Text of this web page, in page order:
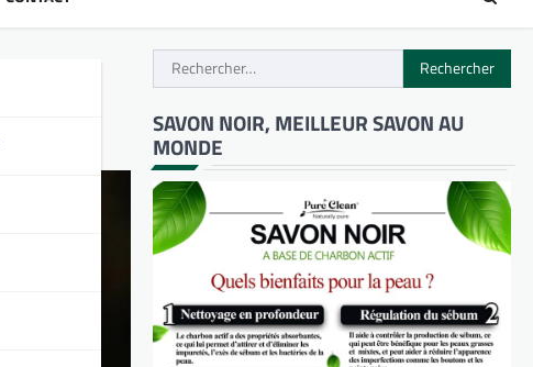
Rechercher :
SAVON NOIR, MEILLEUR SAVON AU
MONDE